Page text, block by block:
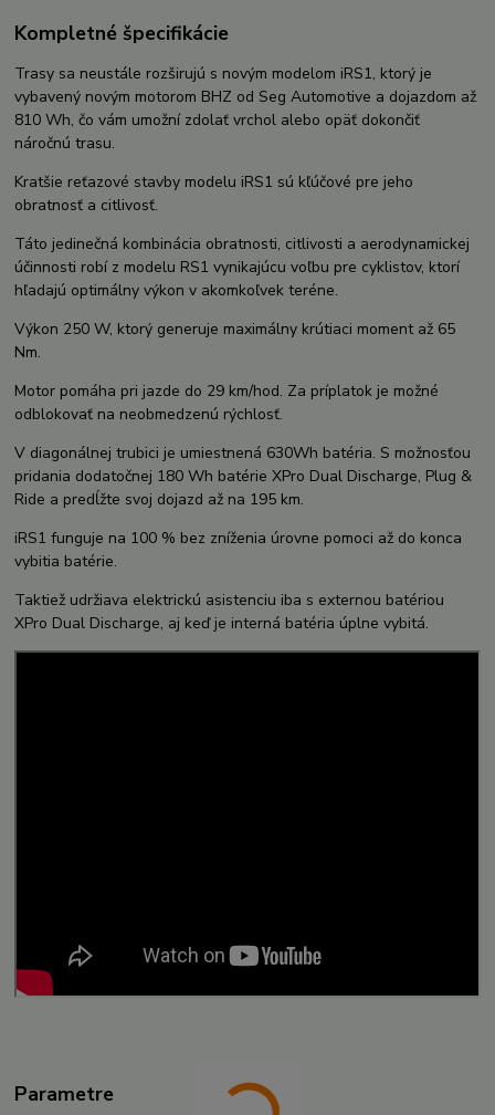
Kompletné špecifikácie
Trasy sa neustále rozširujú s novým modelom iRS1, ktorý je
vybavený novým motorom BHZ od Seg Automotive a dojazdom až
810 Wh, čo vám umožní zdolať vrchol alebo opäť dokončiť
náročnú trasu.
Kratšie reťazové stavby modelu iRS1 sú kľúčové pre jeho
obratnosť a citlivosť.
Táto jedinečná kombinácia obratnosti, citlivosti a aerodynamickej
účinnosti robí z modelu RS1 vynikajúcu voľbu pre cyklistov, ktorí
hľadajú optimálny výkon v akomkoľvek teréne.
Výkon 250 W, ktorý generuje maximálny krútiaci moment až 65
Nm.
Motor pomáha pri jazde do 29 km/hod. Za príplatok je možné
odblokovať na neobmedzenú rýchlosť.
V diagonálnej trubici je umiestnená 630Wh batéria. S možnosťou
pridania dodatočnej 180 Wh batérie XPro Dual Discharge, Plug &
Ride a predĺžte svoj dojazd až na 195 km.
iRS1 funguje na 100 % bez zníženia úrovne pomoci až do konca
vybitia batérie.
Taktiež udržiava elektrickú asistenciu iba s externou batériou
XPro Dual Discharge, aj keď je interná batéria úplne vybitá.
Parametre